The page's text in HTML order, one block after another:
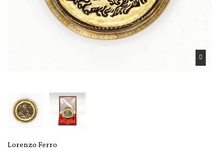
Lorenzo Ferro